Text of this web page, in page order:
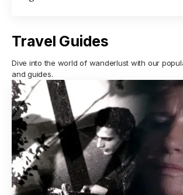
Travel Guides
Dive into the world of wanderlust with our
and guides.